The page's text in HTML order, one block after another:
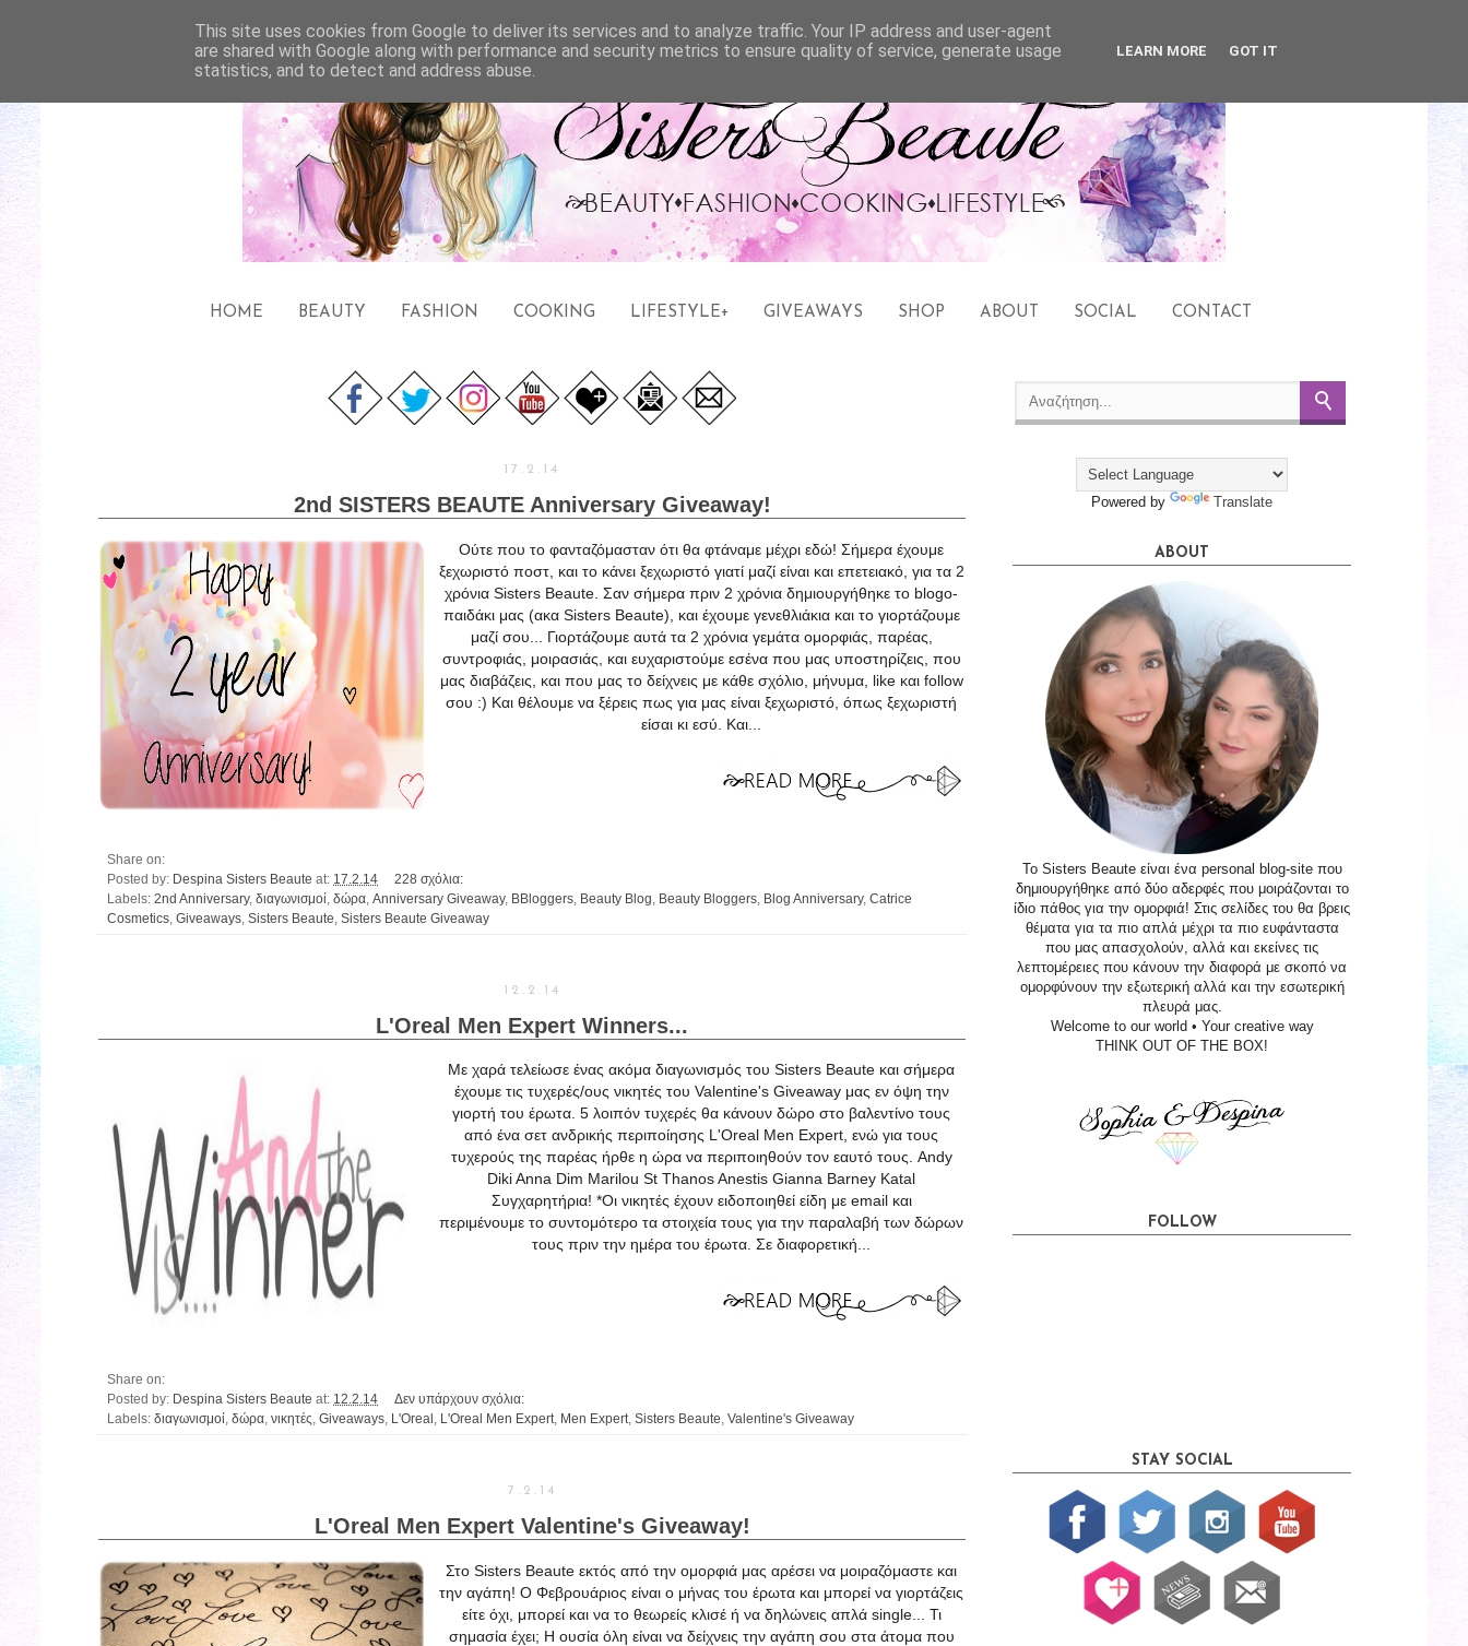
HOME BEAUTY FASHION COOKING LIFESTYLE+ GIVEAWAYS SHOP ABOUT SOCIAL CONTACT
17.2.14
2nd SISTERS BEAUTE Anniversary Giveaway!
Ούτε που το φανταζόμασταν ότι θα φτάναμε μέχρι εδώ! Σήμερα έχουμε
ξεχωριστό ποστ, και το κάνει ξεχωριστό γιατί μαζί είναι και επετειακό, για τα 2
χρόνια Sisters Beaute. Σαν σήμερα πριν 2 χρόνια δημιουργήθηκε το blogo-
παιδάκι μας (ακα Sisters Beaute), και έχουμε γενεθλιάκια και το γιορτάζουμε
μαζί σου... Γιορτάζουμε αυτά τα 2 χρόνια γεμάτα ομορφιάς, παρέας,
συντροφιάς, μοιρασιάς, και ευχαριστούμε εσένα που μας υποστηρίζεις, που
μας διαβάζεις, και που μας το δείχνεις με κάθε σχόλιο, μήνυμα, like και follow
σου :) Και θέλουμε να ξέρεις πως για μας είναι ξεχωριστό, όπως ξεχωριστή
είσαι κι εσύ. Και...
Share on:
Posted by: Despina Sisters Beaute at: 17.2.14
228 σχόλια:
Labels: 2nd Anniversary, διαγωνισμοί δώρα Anniversary Giveaway, BBloggers Beauty Blog Beauty Bloggers Blog Anniversary, Catrice
Cosmetics Giveaways Sisters Beaute Sisters Beaute Giveaway
12.2.14
L'Oreal Men Expert Winners...
Με χαρά τελείωσε ένας ακόμα διαγωνισμός του Sisters Beaute και σήμερα
έχουμε τις τυχερές/ους νικητές του Valentine's Giveaway μας εν όψη την
γιορτή του έρωτα. 5 λοιπόν τυχερές θα κάνουν δώρο στο βαλεντίνο τους
από ένα σετ ανδρικής περιποίησης L'Oreal Men Expert, ενώ για τους
τυχερούς της παρέας ήρθε η ώρα να περιποιηθούν τον εαυτό τους. Andy
Diki Anna Dim Marilou St Thanos Anestis Gianna Barney Katal
Συγχαρητήρια! *Οι νικητές έχουν ειδοποιηθεί είδη με email και
περιμένουμε το συντομότερο τα στοιχεία τους για την παραλαβή των δώρων
τους πριν την ημέρα του έρωτα. Σε διαφορετική...
Share on:
Posted by: Despina Sisters Beaute at: 12.2.14
Δεν υπάρχουν σχόλια:
Labels: διαγωνισμοί δώρα νικητές Giveaways L'Oreal L'Oreal Men Expert Men Expert Sisters Beaute Valentine's Giveaway
7.2.14
L'Oreal Men Expert Valentine's Giveaway!
Στο Sisters Beaute εκτός από την ομορφιά μας αρέσει να μοιραζόμαστε και
την αγάπη! Ο Φεβρουάριος είναι ο μήνας του έρωτα και μπορεί να γιορτάζεις
είτε όχι, μπορεί και να το θεωρείς κλισέ ή να δηλώνεις απλά single... Τι
σημασία έχει; Η ουσία όλη είναι να δείχνεις την αγάπη σου στα άτομα που
Powered by Translate
ABOUT
Το Sisters Beaute είναι ένα personal blog-site που
δημιουργήθηκε από δύο αδερφές που μοιράζονται το
ίδιο πάθος για την ομορφιά! Στις σελίδες του θα βρεις
θέματα για τα πιο απλά μέχρι τα πιο ευφάνταστα
που μας απασχολούν, αλλά και εκείνες τις
λεπτομέρειες που κάνουν την διαφορά με σκοπό να
ομορφύνουν την εξωτερική αλλά και την εσωτερική
πλευρά μας.
Welcome to our world • Your creative way
THINK OUT OF THE BOX!
FOLLOW
STAY SOCIAL
This site uses cookies from Google to deliver its services and to analyze traffic. Your IP address and user-agent
are shared with Google along with performance and security metrics to ensure quality of service, generate usage
statistics, and to detect and address abuse.
LEARN MORE GOT IT